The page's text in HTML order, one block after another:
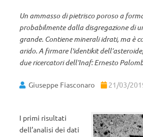
Un ammasso di pietrisco poroso a
probabilmente dalla disgregazione di
grande. Contiene minerali idrati, ma è
arido. A firmare l'identikit
due ricercatori dell’Inaf: Ernesto
Giuseppe Fiasconaro 21/03/
I primi risultati
dell’analisi dei dati